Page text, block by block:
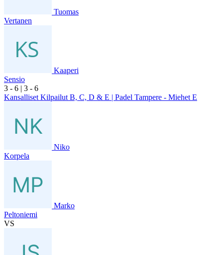
Tuomas
Vertanen
Kaaperi
Sensio
3 - 6 | 3 - 6
Kansalliset Kilpailut B, C, D & E | Padel Tampere - Miehet E
Niko
Korpela
Marko
Peltoniemi
VS